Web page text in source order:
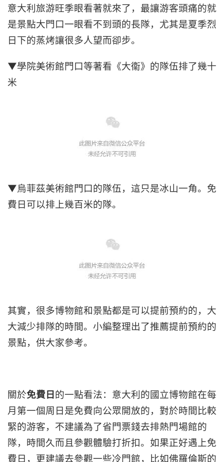
意大利旅游旺季眼看著就來了，最讓游客頭痛的就
是景點大門口一眼看不到頭的長隊，尤其是夏季烈
日下的蒸烤讓很多人望而卻步。
▼學院美術館門口等著看《大衞》的隊伍排了幾十
米
▼烏菲茲美術館門口的隊伍，這只是冰山一角。免
費日可以排上幾百米的隊。
其實，很多博物館和景點都是可以提前預約的，大
大減少排隊的時間。小編整理出了推薦提前預約的
景點，供大家參考。
關於免費日 的一點看法：意大利的國立博物館在每
月第一個周日是免費向公眾開放的，對於時間比較
緊的游客，不建議為了省門票錢去排熱門場館的
隊，時間久而且參觀體驗打折扣。如果正好遇上免
費日，更建議去參觀一些冷門館，比如佛羅倫斯的